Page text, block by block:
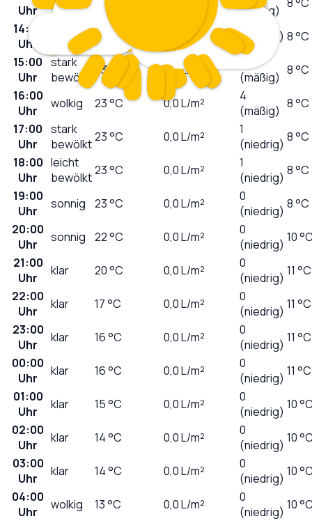
Uhr
(mäßig)
14:00
Uhr
bewölkt 22 °C L/m² 6 (hoch) 8 °C
15:00
Uhr
stark
bewölkt
23°C 0,0L/m²
(mäßig) 8 °C
16:00
Uhr
wolkig 23°C 0,0L/m²
4
(mäßig) 8 °C
17:00
Uhr
stark
bewölkt23°C 0,0L/m²
1
(niedrig) 8 °C
18:00
Uhr
leicht
bewölkt23°C 0,0L/m²
1
(niedrig) 8 °C
19:00
Uhr
sonnig 23°C 0,0L/m²
0
(niedrig) 8 °C
20:00
Uhr
sonnig 22°C 0,0L/m²
0
(niedrig) 10
21:00
Uhr
klar 20°C 0,0L/m²
0
(niedrig) 11 °C
22:00
Uhr
klar 17°C 0,0L/m²
0
(niedrig) 11 °C
23:00
Uhr
klar 16°C 0,0L/m²
0
(niedrig) 11 °C
00:00
Uhr
klar 16°C 0,0L/m²
0
(niedrig) 11 °C
01:00
Uhr
klar 15°C 0,0L/m²
0
(niedrig) 10
02:00
Uhr
klar 14°C 0,0L/m²
0
(niedrig) 10
03:00
Uhr
klar 14°C 0,0L/m²
0
(niedrig) 10
04:00
Uhr
wolkig 13°C 0,0L/m²
0
(niedrig) 10